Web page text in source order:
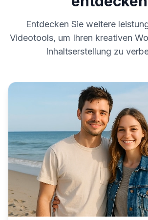
Entdecken Sie weitere
Videotools, um Ihren kreativen
Inhaltserstellung zu